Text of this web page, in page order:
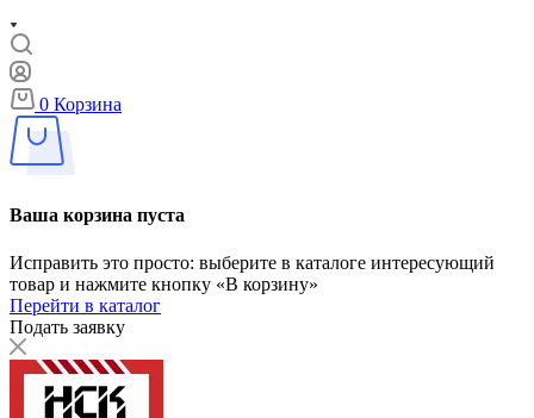
0 Корзина
Ваша корзина пуста
Исправить это просто: выберите в каталоге интересующий
товар и нажмите кнопку «В корзину»
Перейти в каталог
Подать заявку